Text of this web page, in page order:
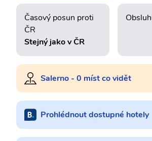
Časový posun proti
ČR
Stejný jako v ČR
Salerno - 0 míst co vidět
Prohlédnout dostupné hotely